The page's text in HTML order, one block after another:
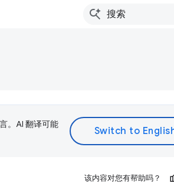
。AI 翻译可能
该内容对您有帮助吗？